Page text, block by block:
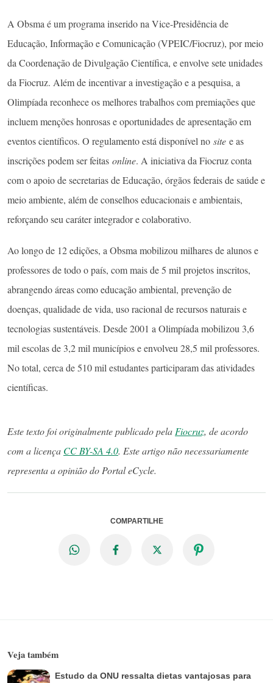
A Obsma é um programa inserido na Vice-Presidência de
Educação, Informação e Comunicação (VPEIC/Fiocruz), por meio
da Coordenação de Divulgação Científica, e envolve sete unidades
da Fiocruz. Além de incentivar a investigação e a pesquisa, a
Olimpíada reconhece os melhores trabalhos com premiações que
incluem menções honrosas e oportunidades de apresentação em
eventos científicos. O regulamento está disponível no site e as
inscrições podem ser feitas online. A iniciativa da Fiocruz conta
com o apoio de secretarias de Educação, órgãos federais de saúde e
meio ambiente, além de conselhos educacionais e ambientais,
reforçando seu caráter integrador e colaborativo.
Ao longo de 12 edições, a Obsma mobilizou milhares de alunos e
professores de todo o país, com mais de 5 mil projetos inscritos,
abrangendo áreas como educação ambiental, prevenção de
doenças, qualidade de vida, uso racional de recursos naturais e
tecnologias sustentáveis. Desde 2001 a Olimpíada mobilizou 3,6
mil escolas de 3,2 mil municípios e envolveu 28,5 mil professores.
No total, cerca de 510 mil estudantes participaram das atividades
científicas.
Este texto foi originalmente publicado pelaFiocruz, de acordo
com a licença CC BY-SA 4.0. Este artigo não necessariamente
representa a opinião do Portal eCycle.
COMPARTILHE
Veja também
Estudo da ONU ressalta dietas vantajosas para